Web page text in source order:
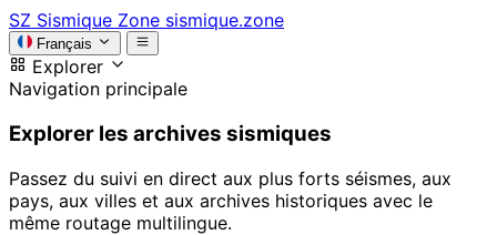
SZ Sismique Zone sismique.zone
Français
Explorer
Navigation principale
Explorer les archives sismiques
Passez du suivi en direct aux plus forts séismes, aux
pays, aux villes et aux archives historiques avec le
même routage multilingue.